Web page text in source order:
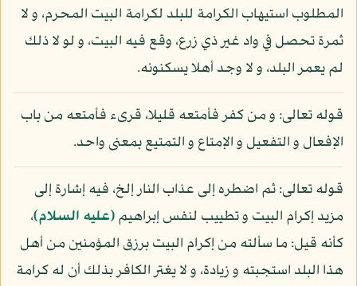
المطلوب استيهاب الكرامة للبلد لكرامة البيت المحرم، و لا
ثمرة تحصل في واد غير ذي زرع، وقع فيه البيت، و لو لا ذلك
لم يعمر البلد، و لا وجد أهلا يسكنونه.
قوله تعالى: و من كفر فأمتعه قليلا، قرىء فأمتعه من باب
الإفعال و التفعيل و الإمتاع و التمتيع بمعنى واحد.
قوله تعالى: ثم اضطره إلى عذاب النار إلخ، فيه إشارة إلى
مزيد إكرام البيت و تطييب لنفس إبراهيم(عليه السلام)،
كأنه قيل: ما سألته من إكرام البيت برزق المؤمنين من أهل
هذا البلد استجبته و زيادة، و لا يغتر الكافر بذلك أن له كرامة